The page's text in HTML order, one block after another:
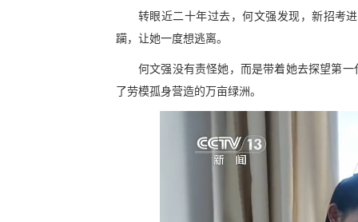
转眼近二十年过去，何文强发现，新招考
躏，让她一度想逃离。
何文强没有责怪她，而是带着她去探望第
了劳模孤身营造的万亩绿洲。